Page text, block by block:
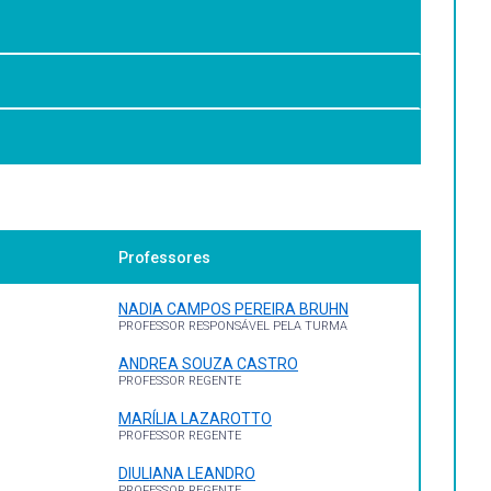
Professores
NADIA CAMPOS PEREIRA BRUHN
PROFESSOR RESPONSÁVEL PELA TURMA
ANDREA SOUZA CASTRO
PROFESSOR REGENTE
MARÍLIA LAZAROTTO
PROFESSOR REGENTE
DIULIANA LEANDRO